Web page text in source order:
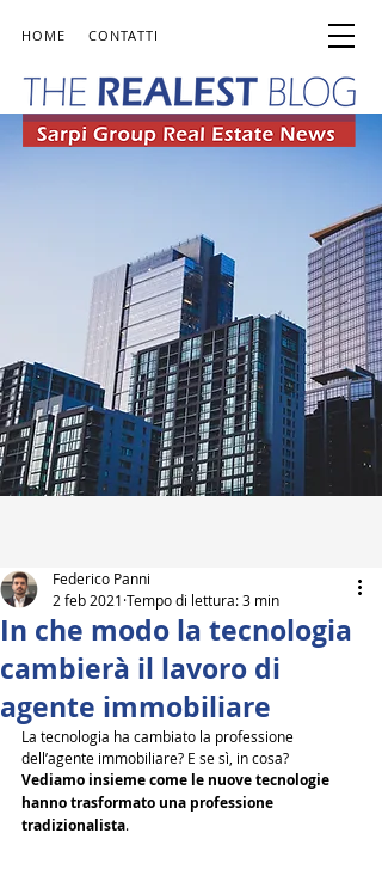
HOME CONTATTI
In che modo la tecnologia
cambierà il lavoro di
agente immobiliare
Federico Panni
2 feb 2021 Tempo di lettura: 3 min
La tecnologia ha cambiato la professione
dell’agente immobiliare? E se sì, in cosa?
Vediamo insieme come le nuove tecnologie
hanno trasformato una professione
tradizionalista.